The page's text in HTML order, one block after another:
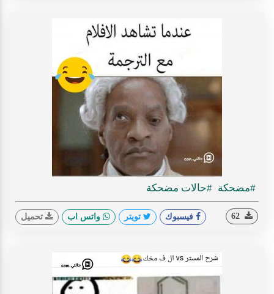
#مضحكة #حالات مضحكة
فيسبوك تويتر واتس اب تحميل